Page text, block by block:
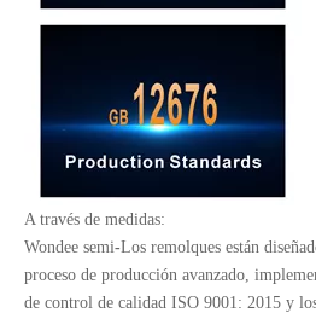
A través de medidas:
Wondee semi-Los remolques están
proceso de producción avanzado,
de control de calidad ISO 9001: 2015 y